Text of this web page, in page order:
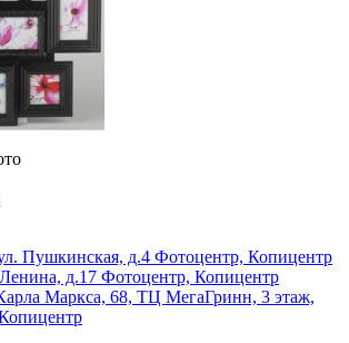
Пушкинская, д.4 Фотоцентр, Копицентр
д.17 Фотоцентр, Копицентр
Маркса, 68, ТЦ МегаГринн, 3 этаж,